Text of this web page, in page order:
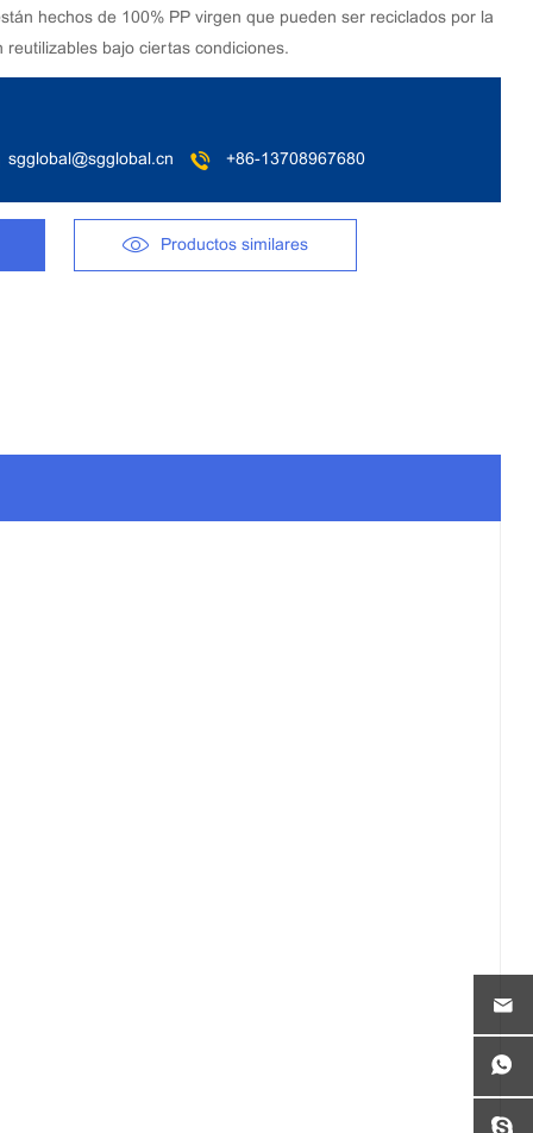
hechos de 100% PP virgen que pueden ser reciclados por la
bajo ciertas condiciones.
sgglobal@sgglobal.cn +86-13708967680
Productos similares